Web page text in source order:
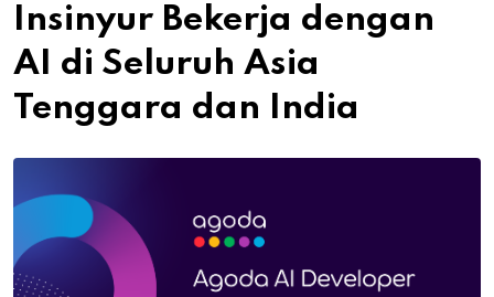
Insinyur Bekerja dengan
AI di Seluruh Asia
Tenggara dan India